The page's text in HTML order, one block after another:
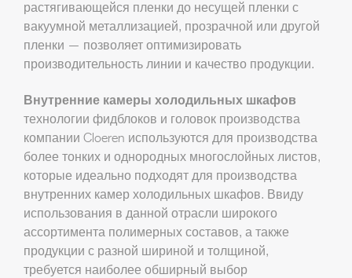
растягивающейся пленки до несущей пленки с
вакуумной металлизацией, прозрачной или другой
пленки — позволяет оптимизировать
производительность линии и качество продукции.
Внутренние камеры холодильных шкафов
технологии фидблоков и головок производства
компании Cloeren используются для производства
более тонких и однородных многослойных листов,
которые идеально подходят для производства
внутренних камер холодильных шкафов. Ввиду
использования в данной отрасли широкого
ассортимента полимерных составов, а также
продукции с разной шириной и толщиной,
требуется наиболее обширный выбор